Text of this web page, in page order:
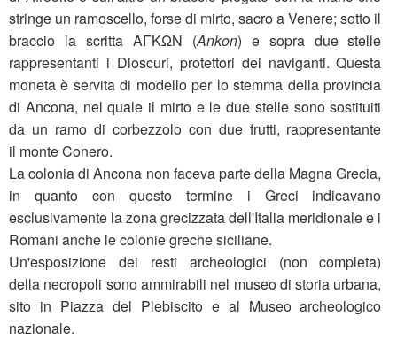
stringe un ramoscello, forse di mirto, sacro a Venere; sotto il
braccio la scritta ΑΓΚΩΝ (Ankon) e sopra due stelle
rappresentanti i Dioscuri, protettori dei naviganti. Questa
moneta è servita di modello per lo stemma della provincia
di Ancona, nel quale il mirto e le due stelle sono sostituiti
da un ramo di corbezzolo con due frutti, rappresentante
il monte Conero.
La colonia di Ancona non faceva parte della Magna Grecia,
in quanto con questo termine i Greci indicavano
esclusivamente la zona grecizzata dell'Italia meridionale e i
Romani anche le colonie greche siciliane.
Un'esposizione dei resti archeologici (non completa)
della necropoli sono ammirabili nel museo di storia urbana,
sito in Piazza del Plebiscito e al Museo archeologico
nazionale.